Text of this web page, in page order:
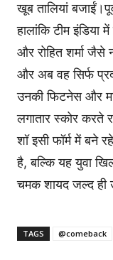
खूब तालियां
हालांकि टीम
और रोहित शर्मा
और अब वह सिर्फ
उनकी फिटनेस और
लगातार स्कोर करते
शॉ इसी फॉर्म में बने
है, बल्कि यह युवा
चमक शायद जल्द ही
TAGS @comeback